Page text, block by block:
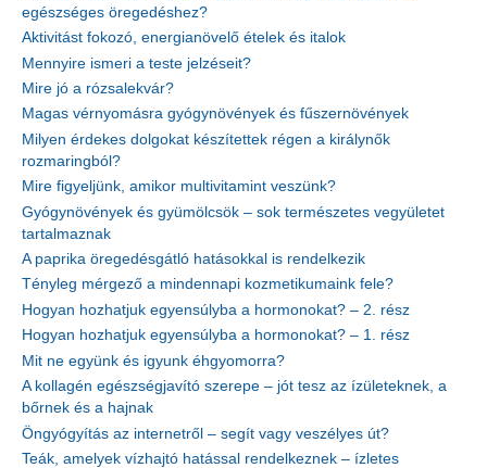
egészséges öregedéshez?
Aktivitást fokozó, energianövelő ételek és italok
Mennyire ismeri a teste jelzéseit?
Mire jó a rózsalekvár?
Magas vérnyomásra gyógynövények és fűszernövények
Milyen érdekes dolgokat készítettek régen a királynők
rozmaringból?
Mire figyeljünk, amikor multivitamint veszünk?
Gyógynövények és gyümölcsök – sok természetes vegyületet
tartalmaznak
A paprika öregedésgátló hatásokkal is rendelkezik
Tényleg mérgező a mindennapi kozmetikumaink fele?
Hogyan hozhatjuk egyensúlyba a hormonokat? – 2. rész
Hogyan hozhatjuk egyensúlyba a hormonokat? – 1. rész
Mit ne együnk és igyunk éhgyomorra?
A kollagén egészségjavító szerepe – jót tesz az ízületeknek, a
bőrnek és a hajnak
Öngyógyítás az internetről – segít vagy veszélyes út?
Teák, amelyek vízhajtó hatással rendelkeznek – ízletes